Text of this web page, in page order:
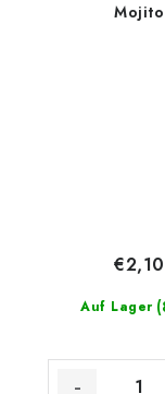
Mojito
Auf Lager
€2,10